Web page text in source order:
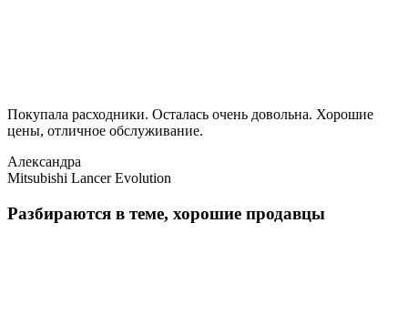
Покупала расходники. Осталась очень довольна. Хорошие
цены, отличное обслуживание.
Александра
Mitsubishi Lancer Evolution
Разбираются в теме, хорошие продавцы